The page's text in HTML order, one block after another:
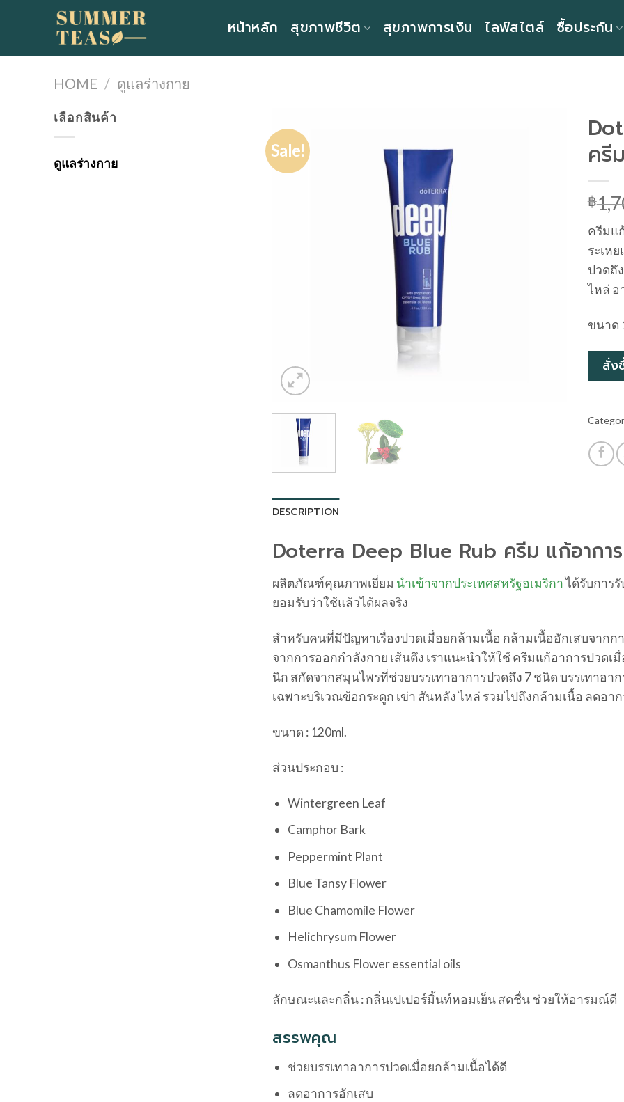
หน้าหลัก สุขภาพชีวิต สุขภาพการเงิน ไลฟ์สไตล์ ซื้อประกัน
HOME / ดูแลร่างกาย
เลือกสินค้า
ดูแลร่างกาย
Sale!
ครี
฿
ครีมแ
ระเห
ปวดถึ
ไหล่ อ
ขนาด
สั่ง
DESCRIPTION
Doterra Deep Blue Rub ครีม แก้อากา
ผลิตภัณฑ์คุณภาพเยี่ยม นำเข้าจากประเทศสหรัฐอเมริกาได้รับการ
ยอมรับว่าใช้แล้วได้ผลจริง
สำหรับคนที่มีปัญหาเรื่องปวดเมื่อยกล้ามเนื้อ กล้ามเนื้ออักเสบจาก
จากการออกกำลังกาย เส้นตึง เราแนะนำให้ใช้ ครีมแก้อาการปวด
นิก สกัดจากสมุนไพรที่ช่วยบรรเทาอาการปวดถึง 7 ชนิด บรรเทาอ
เฉพาะบริเวณข้อกระดูก เข่า สันหลัง ไหล่ รวมไปถึงกล้ามเนื้อ ลดอา
ขนาด : 120ml.
ส่วนประกอบ :
Wintergreen Leaf
Camphor Bark
Peppermint Plant
Blue Tansy Flower
Blue Chamomile Flower
Helichrysum Flower
Osmanthus Flower essential oils
ลักษณะและกลิ่น : กลิ่นเปเปอร์มิ้นท์หอมเย็น สดชื่น ช่วยให้อารมณ์ดี
สรรพคุณ
ช่วยบรรเทาอาการปวดเมื่อยกล้ามเนื้อได้ดี
ลดอาการอักเสบ